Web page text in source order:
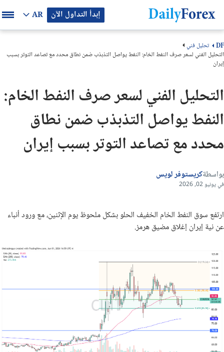
إبدأ التداول الآن AR
DF
تحليل فني
التحليل الفني لسعر صرف النفط الخام: النفط يواصل التذبذب ضمن نطاق محدد مع تصاعد التوتر بسبب
إيران
التحليل الفني لسعر صرف النفط الخام:
النفط يواصل التذبذب ضمن نطاق
محدد مع تصاعد التوتر بسبب إيران
بواسطةكريستوفر لويس
في يونيو 02, 2026
ارتفع سوق النفط الخام الخفيف الحلو بشكل ملحوظ يوم الإثنين، مع ورود أنباء
عن نية إيران إغلاق مضيق هرمز.